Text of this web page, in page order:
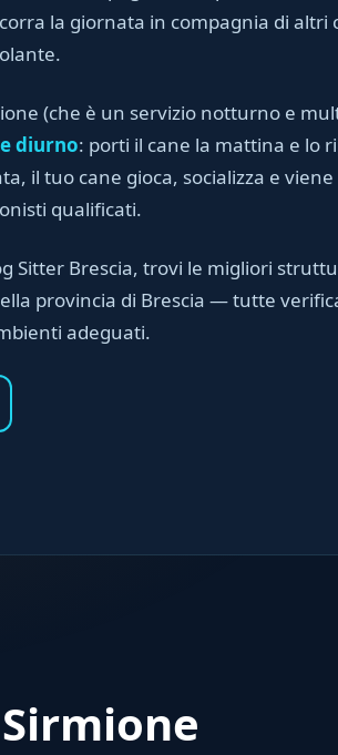
la giornata in compagnia di altri
(che è un servizio notturno e
diurno: porti il cane la mattina e lo
il tuo cane gioca, socializza e viene
qualificati.
Sitter Brescia, trovi le migliori
provincia di Brescia — tutte
adeguati.